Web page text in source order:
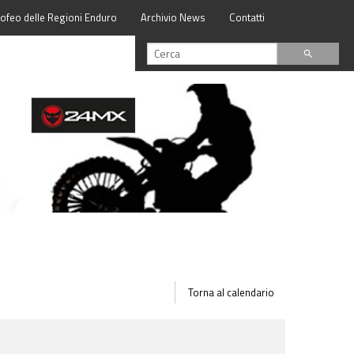
delle Regioni Enduro Archivio News Contatti
search
Torna al calendario